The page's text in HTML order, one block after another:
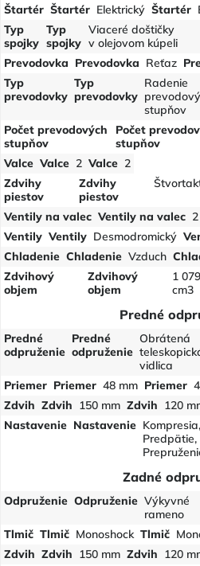
Štartér Štartér Elektrický Štartér
Typ
spojky
Typ
spojky
Viaceré doštičky
v olejovom kúpeli
Prevodovka Prevodovka Reťaz
Typ
prevodovky
Typ
prevodovky
Radenie
stupňov
Počet prevodových
stupňov
Počet
stupňov
Valce Valce 2 Valce 2
Zdvihy
piestov
Zdvihy
piestov
Ventily na valec Ventily na valec 2
Ventily Ventily Desmodromický
Chladenie Chladenie Vzduch
Zdvihový
objem
Zdvihový
objem
1 079
cm3
Predné
Predné
odpruženie
Predné
odpruženie
Obrátená
vidlica
Priemer Priemer 48 mm Priemer
Zdvih Zdvih 150 mm Zdvih 120
Nastavenie Nastavenie Kompresia,
Predpätie,
Zadné
Odpruženie Odpruženie Výkyvné
rameno
Tlmič Tlmič Monoshock Tlmič
Zdvih Zdvih 150 mm Zdvih 120